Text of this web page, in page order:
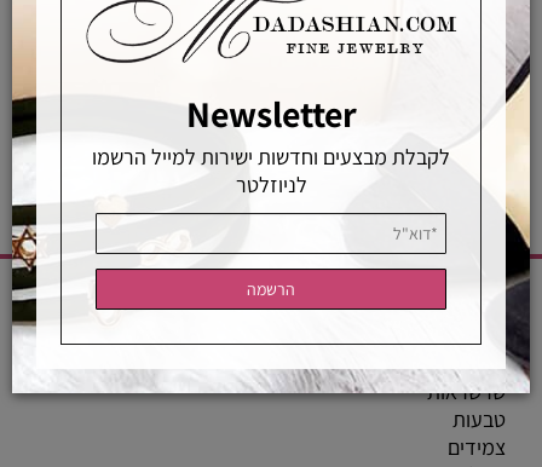
אחראיות בלעדית משלוחים מהירים רכישה מאובטחת
CATEGORIES
שרשראות
טבעות
צמידים
Newsletter
לקבלת מבצעים וחדשות ישירות למייל הרשמו
לניוזלטר